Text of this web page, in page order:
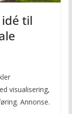
til
visualisering,
Annonse.